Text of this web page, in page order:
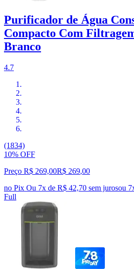
Purificador de Água
Compacto Com
Branco
4.7
(1834)
10% OFF
Preço R$ 269,00R$ 269,00
no Pix Ou 7x de R$ 42,70 sem jurosou 7
Full